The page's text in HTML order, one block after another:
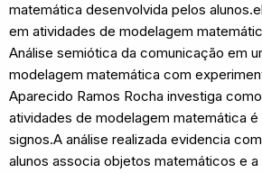
matemática desenvolvida pelos
em atividades de modelagem
Análise semiótica da comunicação em
modelagem matemática com
Aparecido Ramos Rocha investiga
atividades de modelagem matemática
signos.A análise realizada evidencia
alunos associa objetos matemáticos e